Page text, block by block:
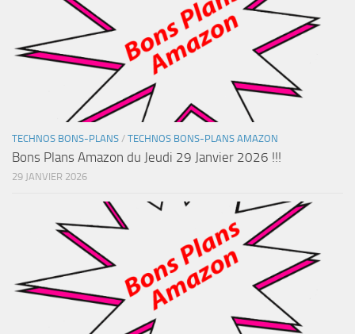
TECHNOS BONS-PLANS / TECHNOS BONS-PLANS AMAZON
Bons Plans Amazon du Jeudi 29 Janvier 2026 !!!
29 JANVIER 2026